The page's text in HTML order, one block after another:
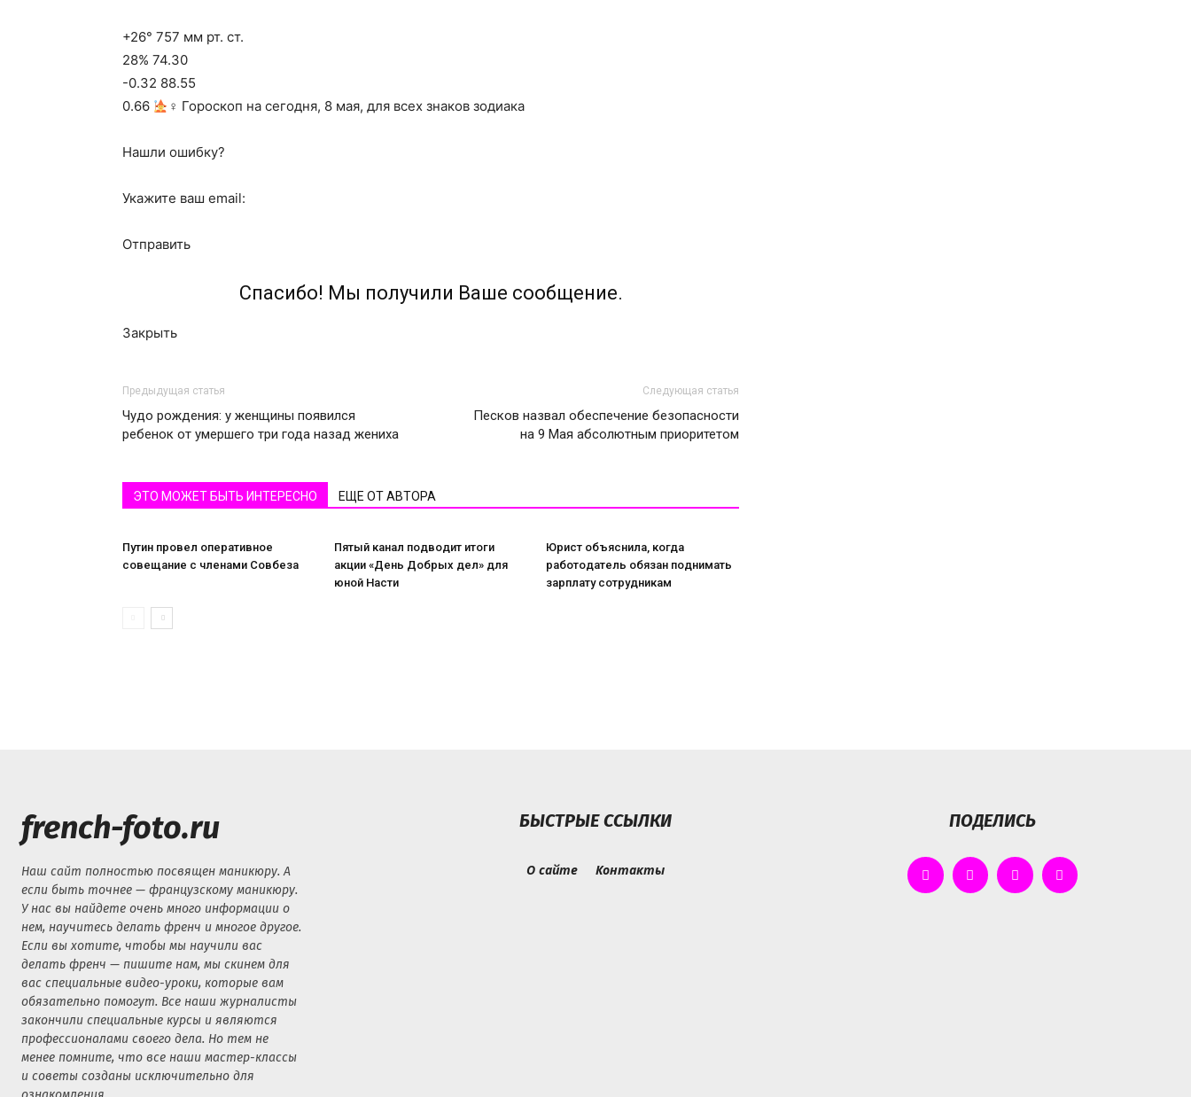
+26° 757 мм рт. ст.
28% 74.30
-0.32 88.55
0.66
‍♀ Гороскоп на сегодня, 8 мая, для всех знаков зодиака
Нашли ошибку?
Укажите ваш email:
Отправить
Спасибо! Мы получили Ваше сообщение.
Закрыть
Предыдущая статья
Чудо рождения: у женщины появился
ребенок от умершего три года назад жениха
Следующая статья
Песков назвал обеспечение безопасности
на 9 Мая абсолютным приоритетом
ЭТО МОЖЕТ БЫТЬ ИНТЕРЕСНО ЕЩЕ ОТ АВТОРА
Путин провел оперативное
совещание с членами Совбеза
Пятый канал подводит итоги
акции «День Добрых дел» для
юной Насти
Юрист объяснила, когда
работодатель обязан поднимать
зарплату сотрудникам
french-foto.ru
Наш сайт полностью посвящен маникюру. А
если быть точнее — французскому маникюру.
У нас вы найдете очень много информации о
нем, научитесь делать френч и многое другое.
Если вы хотите, чтобы мы научили вас
делать френч — пишите нам, мы скинем для
вас специальные видео-уроки, которые вам
обязательно помогут. Все наши журналисты
закончили специальные курсы и являются
профессионалами своего дела. Но тем не
менее помните, что все наши мастер-классы
и советы созданы исключительно для
БЫСТРЫЕ ССЫЛКИ
О сайте Контакты
ПОДЕЛИСЬ